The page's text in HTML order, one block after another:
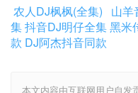
农人DJ枫枫(全集)
山羊
集抖音DJ明仔全集黑米
款 DJ阿杰抖音同款
本文内容由互联网用户自发